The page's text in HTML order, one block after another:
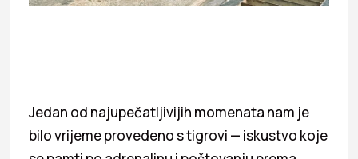
Jedan od najupečatljivijih momenata nam je
bilo vrijeme provedeno s tigrovi — iskustvo koje